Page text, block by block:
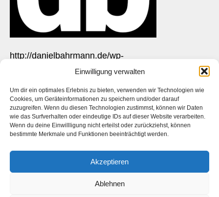
Einwilligung verwalten
Um dir ein optimales Erlebnis zu bieten, verwenden wir Technologien wie
Cookies, um Geräteinformationen zu speichern und/oder darauf
zuzugreifen. Wenn du diesen Technologien zustimmst, können wir Daten
wie das Surfverhalten oder eindeutige IDs auf dieser Website verarbeiten.
Wenn du deine Einwillligung nicht erteilst oder zurückziehst, können
bestimmte Merkmale und Funktionen beeinträchtigt werden.
Akzeptieren
Ablehnen
http://danielbahrmann.de/wp-
content/uploads/2021/10/cropped-favicon1.png
Das ist die Webseite desKünstlers Daniel Bahrmann. Die
Webseite desFotografen Daniel Bahrmannfinden Siehier
FacebookInstagram